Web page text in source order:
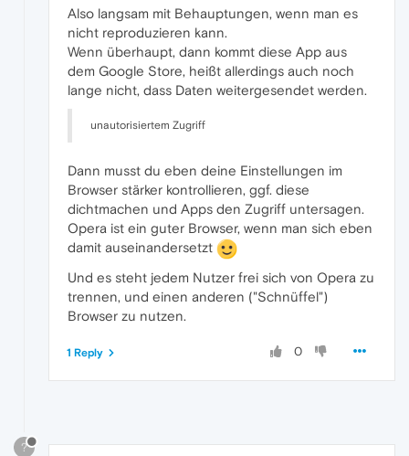
Also langsam mit Behauptungen, wenn man es
nicht reproduzieren kann.
Wenn überhaupt, dann kommt diese App aus
dem Google Store, heißt allerdings auch noch
lange nicht, dass Daten weitergesendet werden.
unautorisiertem Zugriff
Dann musst du eben deine Einstellungen im
Browser stärker kontrollieren, ggf. diese
dichtmachen und Apps den Zugriff untersagen.
Opera ist ein guter Browser, wenn man sich eben
damit auseinandersetzt
Und es steht jedem Nutzer frei sich von Opera zu
trennen, und einen anderen ("Schnüffel")
Browser zu nutzen.
0
1 Reply
?